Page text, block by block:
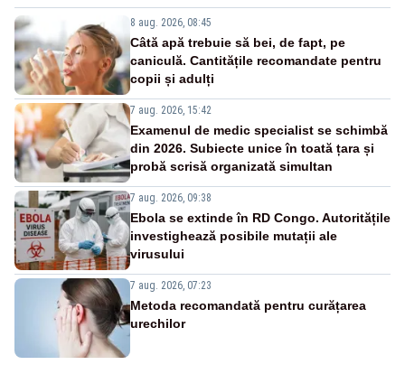
8 aug. 2026, 08:45
Câtă apă trebuie să bei, de fapt, pe
caniculă. Cantitățile recomandate pentru
copii și adulți
7 aug. 2026, 15:42
Examenul de medic specialist se schimbă
din 2026. Subiecte unice în toată țara și
probă scrisă organizată simultan
7 aug. 2026, 09:38
Ebola se extinde în RD Congo. Autoritățile
investighează posibile mutații ale
virusului
7 aug. 2026, 07:23
Metoda recomandată pentru curățarea
urechilor